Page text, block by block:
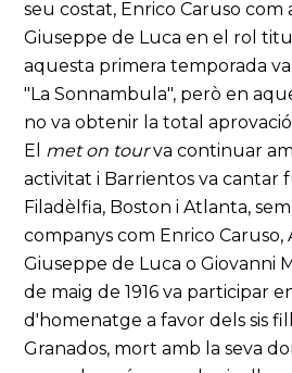
seu costat, Enrico Caruso com
Giuseppe de Luca en el rol
aquesta primera temporada
"La Sonnambula", però en
no va obtenir la total
El met on tourva continuar
activitat i Barrientos va cantar
Filadèlfia, Boston i Atlanta,
companys com Enrico Caruso,
Giuseppe de Luca o Giovanni
de maig de 1916 va participar
d'homenatge a favor dels sis
Granados, mort amb la seva